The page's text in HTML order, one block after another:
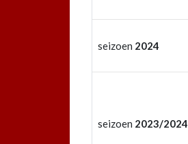
seizoen 2024
seizoen 2023/2024